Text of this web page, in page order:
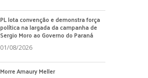
PL lota convenção e demonstra força
política na largada da campanha de
Sergio Moro ao Governo do Paraná
01/08/2026
Morre Amaury Meller